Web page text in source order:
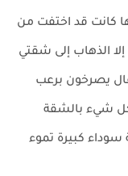
كانت قد اختفت من
الذهاب إلى شقتي
يصرخون برعب
شيء بالشقة
كبيرة تموء